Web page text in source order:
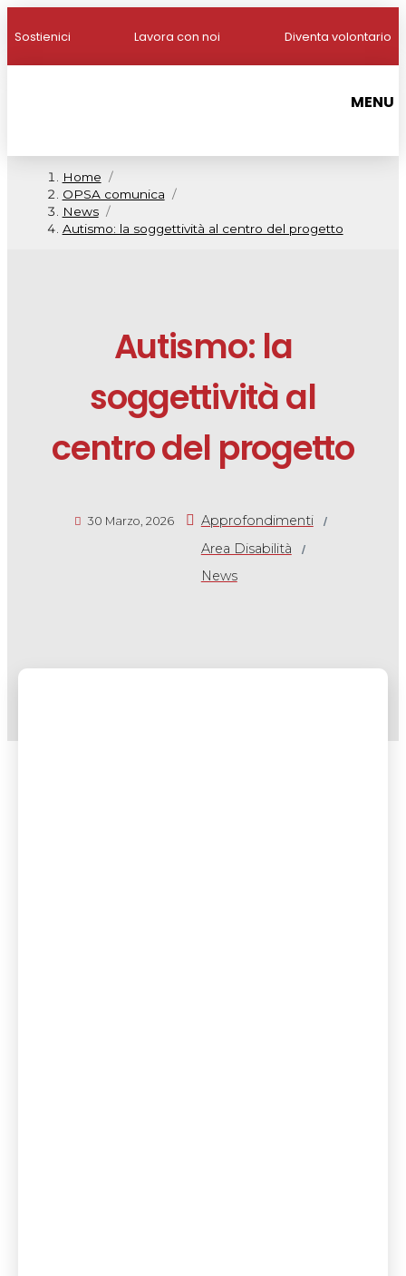
Sostienici Lavora con noi Diventa volontario
MENU
Home /
OPSA comunica /
News /
Autismo: la soggettività al centro del progetto
Autismo: la
soggettività al
centro del progetto
30 Marzo, 2026 Approfondimenti /
Area Disabilità /
News